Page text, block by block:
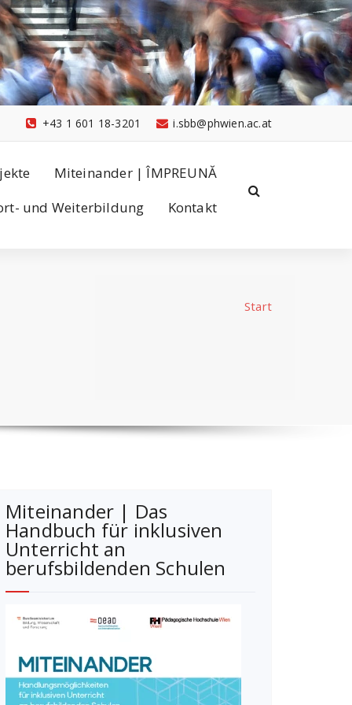
i.sbb@phwien.ac.at
+43 1 601 18-3201
Miteinander | ÎMPREUNĂ
und Weiterbildung
Kontakt
Start
Miteinander | Das
Handbuch für inklusiven
Unterricht an
berufsbildenden Schulen